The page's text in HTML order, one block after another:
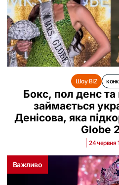
Шоу BIZ
Бокс, пол денс
займається
Денісова, яка
Globe
24 червня
Важливо